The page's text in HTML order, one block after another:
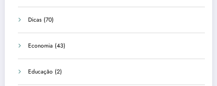
Dicas (70)
Economia (43)
Educação (2)